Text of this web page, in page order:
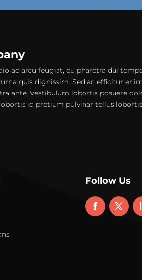
ac arcu feugiat, eu pharetra dui
quis dignissim. Sed ac efficitur
ante. Vestibulum lobortis posuere
id pretium pulvinar tellus
Follow Us